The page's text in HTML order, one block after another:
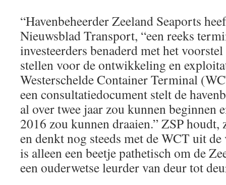
“Havenbeheerder Zeeland Seaports
Nieuwsblad Transport, “een reeks
investeerders benaderd met het
stellen voor de ontwikkeling en
Westerschelde Container Terminal
een consultatiedocument stelt de
al over twee jaar zou kunnen beginnen
2016 zou kunnen draaien.” ZSP
en denkt nog steeds met de WCT uit
is alleen een beetje pathetisch om de
een ouderwetse leurder van deur tot